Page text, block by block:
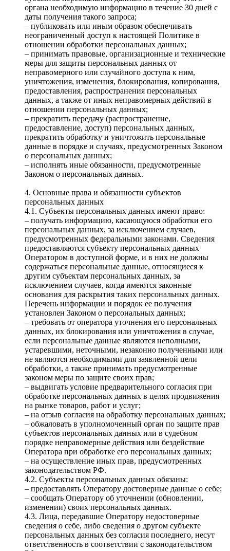
органа необходимую информацию в течение 30 дней с
даты получения такого запроса;
– публиковать или иным образом обеспечивать
неограниченный доступ к настоящей Политике в
отношении обработки персональных данных;
– принимать правовые, организационные и технические
меры для защиты персональных данных от
неправомерного или случайного доступа к ним,
уничтожения, изменения, блокирования, копирования,
предоставления, распространения персональных
данных, а также от иных неправомерных действий в
отношении персональных данных;
– прекратить передачу (распространение,
предоставление, доступ) персональных данных,
прекратить обработку и уничтожить персональные
данные в порядке и случаях, предусмотренных Законом
о персональных данных;
– исполнять иные обязанности, предусмотренные
Законом о персональных данных.
4. Основные права и обязанности субъектов
персональных данных
4.1. Субъекты персональных данных имеют право:
– получать информацию, касающуюся обработки его
персональных данных, за исключением случаев,
предусмотренных федеральными законами. Сведения
предоставляются субъекту персональных данных
Оператором в доступной форме, и в них не должны
содержаться персональные данные, относящиеся к
другим субъектам персональных данных, за
исключением случаев, когда имеются законные
основания для раскрытия таких персональных данных.
Перечень информации и порядок ее получения
установлен Законом о персональных данных;
– требовать от оператора уточнения его персональных
данных, их блокирования или уничтожения в случае,
если персональные данные являются неполными,
устаревшими, неточными, незаконно полученными или
не являются необходимыми для заявленной цели
обработки, а также принимать предусмотренные
законом меры по защите своих прав;
– выдвигать условие предварительного согласия при
обработке персональных данных в целях продвижения
на рынке товаров, работ и услуг;
– на отзыв согласия на обработку персональных данных;
– обжаловать в уполномоченный орган по защите прав
субъектов персональных данных или в судебном
порядке неправомерные действия или бездействие
Оператора при обработке его персональных данных;
– на осуществление иных прав, предусмотренных
законодательством РФ.
4.2. Субъекты персональных данных обязаны:
– предоставлять Оператору достоверные данные о себе;
– сообщать Оператору об уточнении (обновлении,
изменении) своих персональных данных.
4.3. Лица, передавшие Оператору недостоверные
сведения о себе, либо сведения о другом субъекте
персональных данных без согласия последнего, несут
ответственность в соответствии с законодательством